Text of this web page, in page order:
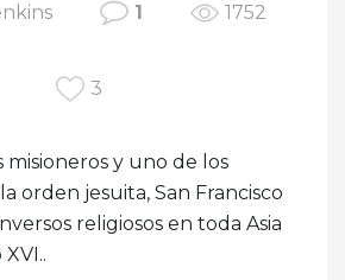
1 1752
3
y uno de los
orden jesuita, San Francisco
religiosos en toda Asia